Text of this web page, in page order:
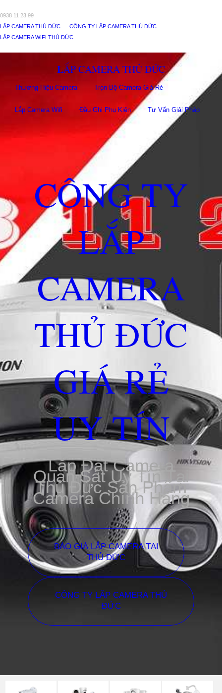
0938 11 23 99
LẮP CAMERA THỦ ĐỨC
CÔNG TY LẮP CAMERA THỦ ĐỨC
LẮP CAMERA WIFI THỦ ĐỨC
LẮP CAMERA THỦ ĐỨC
Thương Hiệu Camera Trọn Bộ Camera Giá Rẻ
Lắp Camera Wifi Đầu Ghi Phụ Kiên Tư Vấn Giải Pháp
CÔNG TY
LẮP
CAMERA
THỦ ĐỨC
GIÁ RẺ
UY TÍN
Lắp Đặt Camera
Quan Sát Uy Tín Tại
Thủ Đức Sản Phẩm
Camera Chính Hãng
BÁO GIÁ LẮP CAMERA TẠI
THỦ ĐỨC
CÔNG TY LẮP CAMERA THỦ
ĐỨC